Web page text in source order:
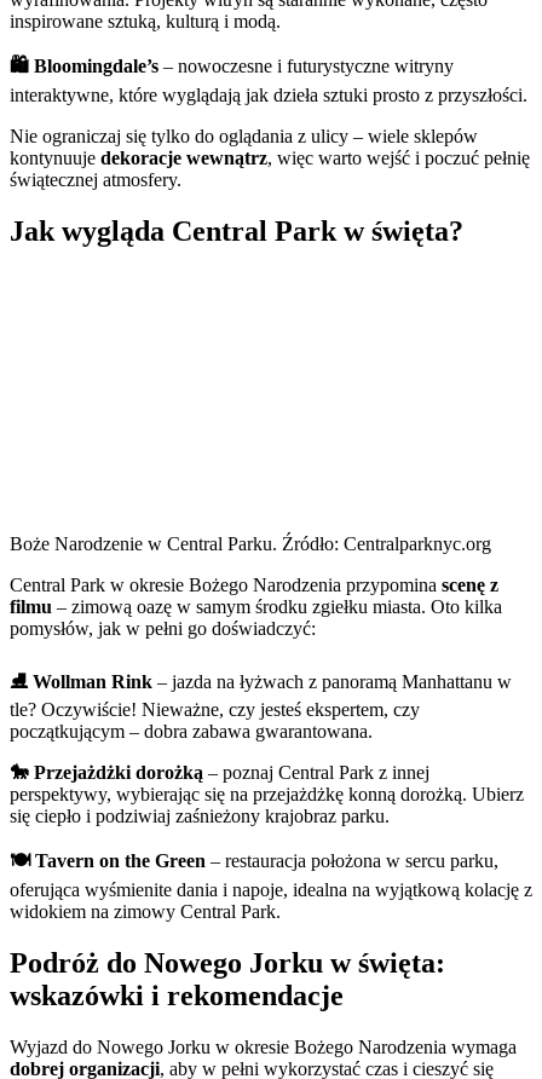
inspirowane sztuką, kulturą i modą.
🛍️ Bloomingdale’s – nowoczesne i futurystyczne witryny
interaktywne, które wyglądają jak dzieła sztuki prosto z przyszłości.
Nie ograniczaj się tylko do oglądania z ulicy – wiele sklepów
kontynuuje dekoracje wewnątrz, więc warto wejść i poczuć pełnię
świątecznej atmosfery.
Jak wygląda Central Park w święta?
Boże Narodzenie w Central Parku. Źródło: Centralparknyc.org
Central Park w okresie Bożego Narodzenia przypomina scenę z
filmu – zimową oazę w samym środku zgiełku miasta. Oto kilka
pomysłów, jak w pełni go doświadczyć:
⛸️ Wollman Rink – jazda na łyżwach z panoramą Manhattanu w
tle? Oczywiście! Nieważne, czy jesteś ekspertem, czy
początkującym – dobra zabawa gwarantowana.
🐎 Przejażdżki dorożką – poznaj Central Park z innej
perspektywy, wybierając się na przejażdżkę konną dorożką. Ubierz
się ciepło i podziwiaj zaśnieżony krajobraz parku.
🍽️ Tavern on the Green – restauracja położona w sercu parku,
oferująca wyśmienite dania i napoje, idealna na wyjątkową kolację z
widokiem na zimowy Central Park.
Podróż do Nowego Jorku w święta:
wskazówki i rekomendacje
Wyjazd do Nowego Jorku w okresie Bożego Narodzenia wymaga
dobrej organizacji, aby w pełni wykorzystać czas i cieszyć się